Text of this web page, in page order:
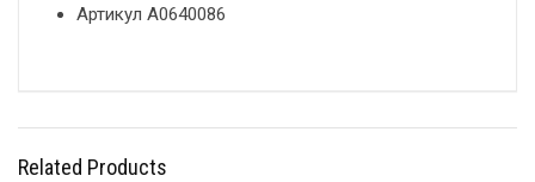
Артикул A0640086
Related Products